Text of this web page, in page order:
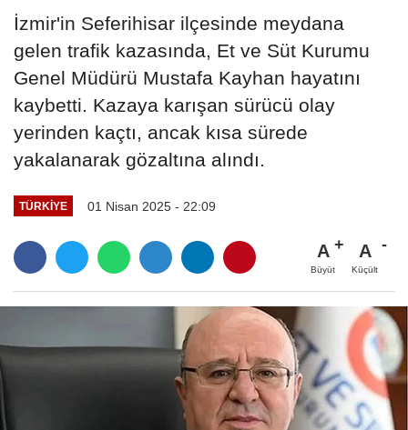
İzmir'in Seferihisar ilçesinde meydana
gelen trafik kazasında, Et ve Süt Kurumu
Genel Müdürü Mustafa Kayhan hayatını
kaybetti. Kazaya karışan sürücü olay
yerinden kaçtı, ancak kısa sürede
yakalanarak gözaltına alındı.
TÜRKIYE 01 Nisan 2025 - 22:09
A
Büyüt
A
Küçült